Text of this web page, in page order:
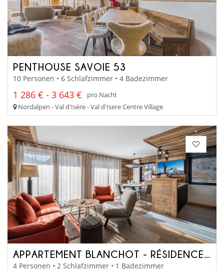
PENTHOUSE SAVOIE 53
10 Personen • 6 Schlafzimmer • 4 Badezimmer
1 286 € - 3 643 €
pro Nacht
Nordalpen - Val d'Isère - Val d'Isere Centre Village
APPARTEMENT BLANCHOT - RÉSIDENCE TOVIÈRE
4 Personen • 2 Schlafzimmer • 1 Badezimmer